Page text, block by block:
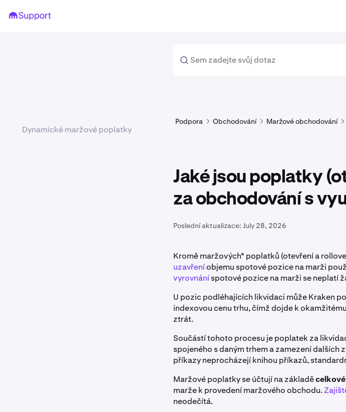
Podpora Obchodování Maržové obchodování
Jaké jsou poplatky
za obchodování s
Poslední aktualizace: July 28, 2026
Kromě maržových* poplatků (otevření a
uzavřeníobjemu spotové pozice na marži
vyrovnáníspotové pozice na marži se neplatí
U pozic podléhajících likvidaci může Kraken
indexovou cenu trhu, čímž dojde k
ztrát.
Součástí tohoto procesu je poplatek za
spojeného s daným trhem a zamezení
příkazy neprocházejí knihou příkazů,
Maržové poplatky se účtují na základě
marže k provedení maržového obchodu.
neodečítá.
Dynamické maržové poplatky